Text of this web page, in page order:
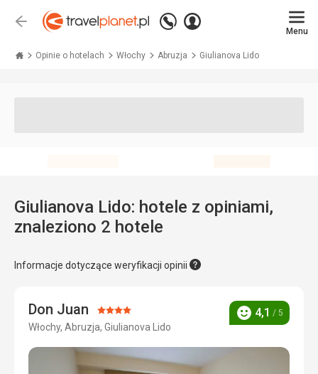
Wstecz
Zadzwoń
+48 71 771 76 55
Zaloguj
Menu
Opinie o hotelach Włochy Abruzja Giulianova Lido
Giulianova Lido: hotele z opiniami,
znaleziono 2 hotele
Informacje dotyczące weryfikacji opinii
Don Juan Ocena:
4/5
Włochy, Abruzja, Giulianova Lido
Ocena
4,1 / 5